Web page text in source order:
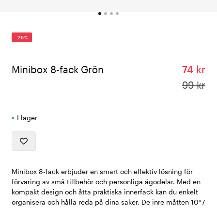
-25%
Minibox 8-fack Grön
74 kr
99 kr
I lager
Minibox 8-fack erbjuder en smart och effektiv lösning för
förvaring av små tillbehör och personliga ägodelar. Med en
kompakt design och åtta praktiska innerfack kan du enkelt
organisera och hålla reda på dina saker. De inre måtten 10*7